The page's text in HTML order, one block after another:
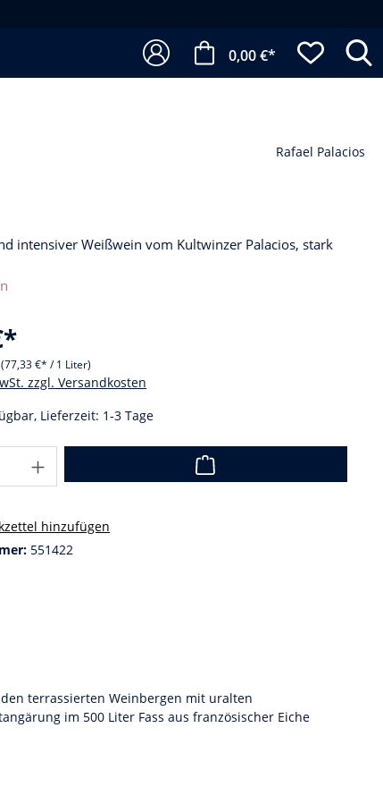
0,00 €*
Rafael Palacios
intensiver Weißwein vom Kultwinzer Palacios, stark
(77,33 €* / 1 Liter)
zzgl. Versandkosten
Lieferzeit: 1-3 Tage
hinzufügen
551422
terrassierten Weinbergen mit uralten
im 500 Liter Fass aus französischer Eiche